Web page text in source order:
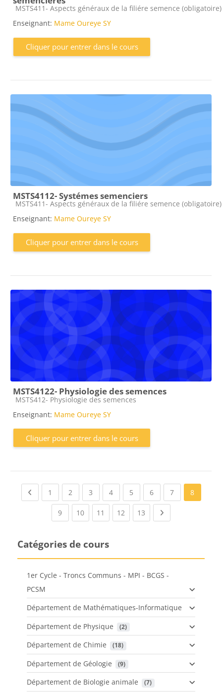
Catégorie de cours
MSTS411- Aspects généraux de la filiére semence (obligatoire)
Enseignant: Mame Oureye SY
Cliquer pour entrer dans le cours
MSTS4112- Systémes semenciers
Catégorie de cours
MSTS411- Aspects généraux de la filiére semence (obligatoire)
Enseignant: Mame Oureye SY
Cliquer pour entrer dans le cours
MSTS4122- Physiologie des semences
Catégorie de cours
MSTS412- Physiologie des semences
Enseignant: Mame Oureye SY
Cliquer pour entrer dans le cours
Previous page
1 (current)
2 (current)
3 (current)
4(current)
5 (current)
6(current)
7(current)
8
9(current)
10(current)
11 (current)
12 (current)
13 (current)Next page
Catégories de cours
1er Cycle - Troncs Communs - MPI - BCGS -
PCSM
Département de Mathématiques-Informatique
Département de Physique
(2)
Département de Chimie (18)
Département de Géologie (9)
Département de Biologie animale (7)